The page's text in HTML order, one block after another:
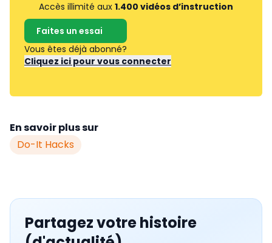
Accès illimité aux 1.400 vidéos d’instruction
Faites un essai
Vous êtes déjà abonné?
Cliquez ici pour vous connecter
En savoir plus sur
Do-It Hacks
Partagez votre histoire